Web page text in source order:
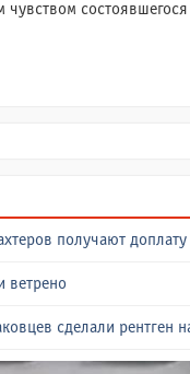
состоявшегося
получают
ветрено
сделали рентген